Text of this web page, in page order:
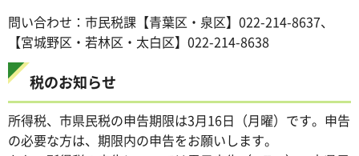
問い合わせ：市民税課【青葉区・泉区】022-214-8637、
【宮城野区・若林区・太白区】022-214-8638
税のお知らせ
所得税、市県民税の申告期限は3月16日（月曜）です。申告
の必要な方は、期限内の申告をお願いします。